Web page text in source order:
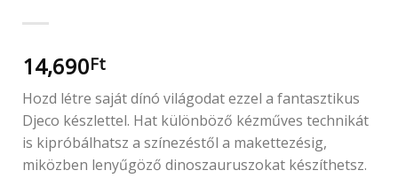
14,690Ft
Hozd létre saját dínó világodat ezzel a fantasztikus
Djeco készlettel. Hat különböző kézműves technikát
is kipróbálhatsz a színezéstől a makettezésig,
miközben lenyűgöző dinoszauruszokat készíthetsz.